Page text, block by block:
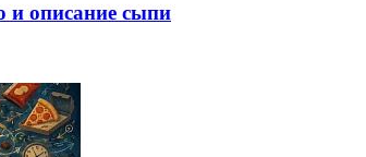
и описание сыпи